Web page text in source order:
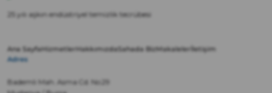
25 yılı aşkın endüstriyel temizlik tecrübesi
Ana SayfaHizmetlerHakkımızdaSahada BizMakaleler İletişim
Adres
Bademli Mah. Asma Cd. No:29